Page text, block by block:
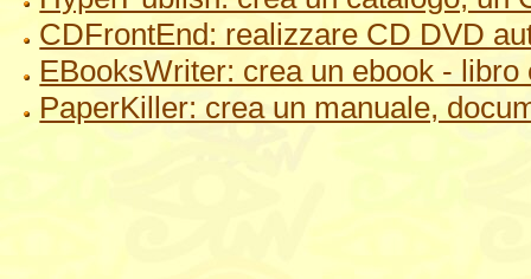
CDFrontEnd: realizzare CD DVD
EBooksWriter: crea un ebook -
PaperKiller: crea un manuale,